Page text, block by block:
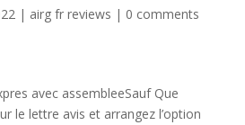
| airg fr reviews | 0 comments
avec assembleeSauf Que
le lettre avis et arrangez l’option